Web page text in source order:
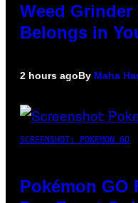
Weed
Belongs in
2 hours agoBy Maha
SCREENSHOT: POKEMON GO
Pokémon GO